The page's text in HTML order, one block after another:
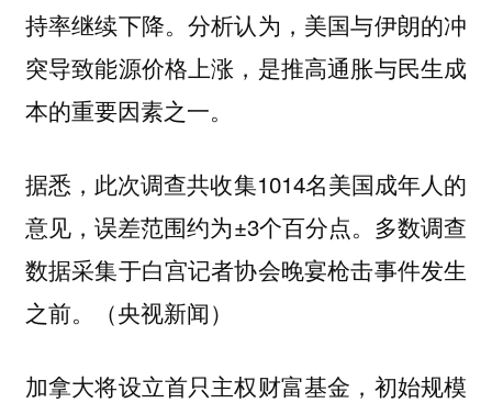
持率继续下降。分析认为，美国与伊朗的冲
突导致能源价格上涨，是推高通胀与民生成
本的重要因素之一。
据悉，此次调查共收集1014名美国成年人的
意见，误差范围约为±3个百分点。多数调查
数据采集于白宫记者协会晚宴枪击事件发生
之前。（央视新闻）
加拿大将设立首只主权财富基金，初始规模